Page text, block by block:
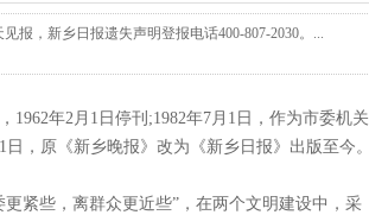
报，新乡日报遗失声明登报电话400-807-2030。...
1962年2月1日停刊;1982年7月1日，作为市委机关
，原《新乡晚报》改为《新乡日报》出版至今。
紧些，离群众更近些”，在两个文明建设中，采